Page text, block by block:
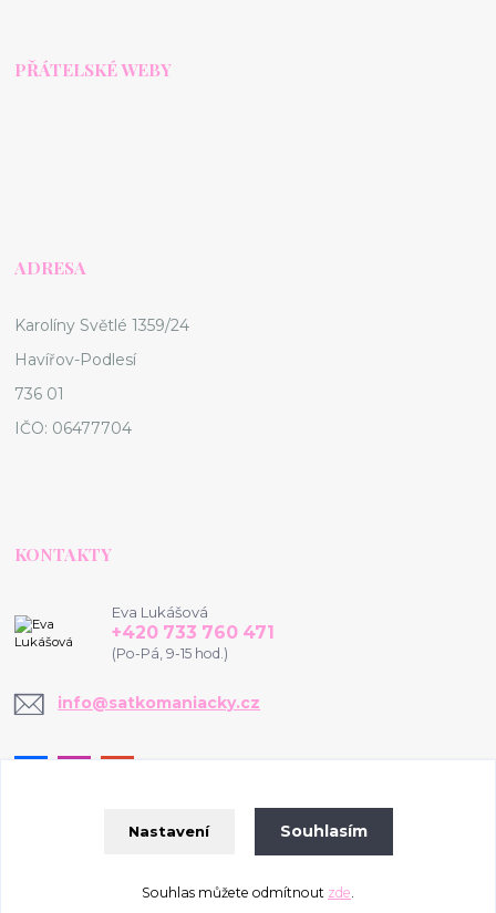
PŘÁTELSKÉ WEBY
ADRESA
Karolíny Světlé 1359/24
Havířov-Podlesí
736 01
IČO: 06477704
KONTAKTY
Eva Lukášová
+420 733 760 471
(Po-Pá, 9-15 hod.)
info@satkomaniacky.cz
Vytvořeno na
Eshop-rychle.cz
Nastavení Souhlasím
Souhlas můžete odmítnout zde